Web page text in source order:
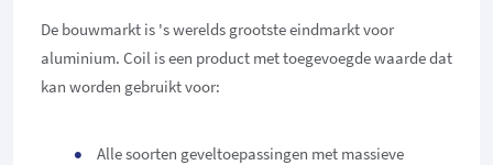
De bouwmarkt is 's werelds grootste eindmarkt voor
aluminium. Coil is een product met toegevoegde waarde dat
kan worden gebruikt voor:
Alle soorten geveltoepassingen met massieve